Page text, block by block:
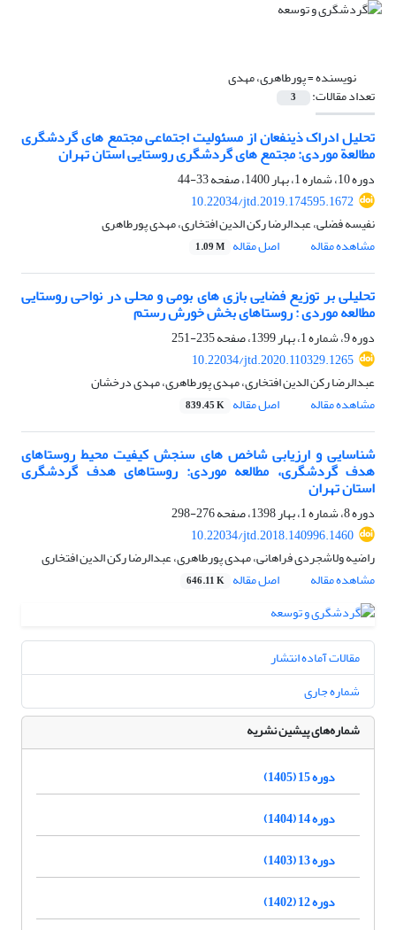
نویسنده =پورطاهری، مهدی
تعداد مقالات: 3
تحلیل ادراک ذی‏نفعان از مسئولیت اجتماعی مجتمع‏ های گردشگری
مطالعة موردی: مجتمع‏ های گردشگری روستایی استان تهران
دوره 10، شماره 1، بهار 1400، صفحه
33-44
10.22034/jtd.2019.174595.1672
نفیسه فضلی، عبدالرضا رکن الدین افتخاری، مهدی پورطاهری
مشاهده مقاله
اصل مقاله 1.09 M
تحلیلی بر توزیع فضایی بازی های بومی و محلی در نواحی روستایی
مطالعه موردی : روستاهای بخش خورش رستم
دوره 9، شماره 1، بهار 1399، صفحه
235-251
10.22034/jtd.2020.110329.1265
عبدالرضا رکن الدین افتخاری، مهدی پورطاهری، مهدی درخشان
مشاهده مقاله
اصل مقاله 839.45 K
شناسایی و ارزیابی شاخص های سنجش کیفیت محیط روستاهای
هدف گردشگری، مطالعه موردی: روستاهای هدف گردشگری
استان تهران
دوره 8، شماره 1، بهار 1398، صفحه
276-298
10.22034/jtd.2018.140996.1460
راضیه ولاشجردی فراهانی، مهدی پورطاهری، عبدالرضا رکن الدین افتخاری
مشاهده مقاله
اصل مقاله 646.11 K
مقالات آماده انتشار
شماره جاری
شماره‌های پیشین نشریه
دوره 15 (1405)
دوره 14 (1404)
دوره 13 (1403)
دوره 12 (1402)